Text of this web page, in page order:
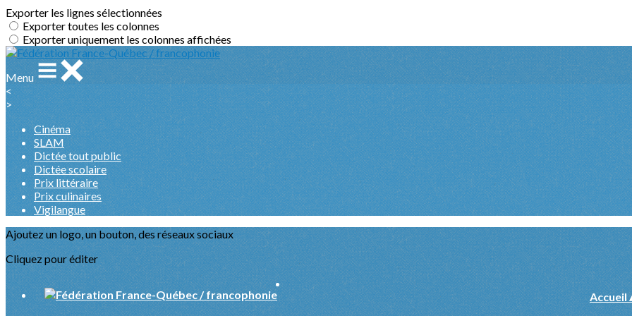
Exporter les lignes sélectionnées
Exporter toutes les colonnes
Exporter uniquement les colonnes affichées
Menu
<
>
Cinéma
SLAM
Dictée tout public
Dictée scolaire
Prix littéraire
Prix culinaires
Vigilangue
Ajoutez un logo, un bouton, des réseaux sociaux
Cliquez pour éditer
Accueil